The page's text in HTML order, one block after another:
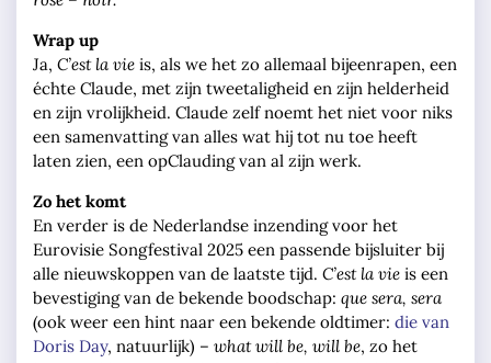
Wrap up
Ja, C’est la vie is, als we het zo allemaal bijeenrapen, een
échte Claude, met zijn tweetaligheid en zijn helderheid
en zijn vrolijkheid. Claude zelf noemt het niet voor niks
een samenvatting van alles wat hij tot nu toe heeft
laten zien, een opClauding van al zijn werk.
Zo het komt
En verder is de Nederlandse inzending voor het
Eurovisie Songfestival 2025 een passende bijsluiter bij
alle nieuwskoppen van de laatste tijd. C’est la vie is een
bevestiging van de bekende boodschap: que sera, sera
(ook weer een hint naar een bekende oldtimer: die van
Doris Day, natuurlijk) – what will be, will be, zo het